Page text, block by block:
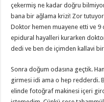
çekermiş ne kadar doğru
bana bir ağlama krizi! Zor
Doktor hemen muayene etti ve 9
epidural hayalleri kurarken
dedi ve ben de içimden kallavi
Sonra doğum odasına geçtik.
girmesi idi ama o hep redderdi.
elinde fotoğraf makinesi içeri